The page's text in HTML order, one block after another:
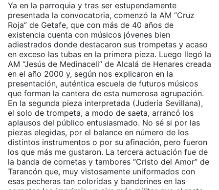
Ya en la parroquia y tras ser estupendamente
presentada la convocatoria, comenzó la AM “Cruz
Roja” de Getafe, que con más de 40 años de
existencia cuenta con músicos jóvenes bien
adiestrados donde destacaron sus trompetas y acaso
en exceso las tubas en la primera pieza. Luego llegó la
AM “Jesús de Medinaceli” de Alcalá de Henares creada
en el año 2000 y, según nos explicaron en la
presentación, auténtica escuela de futuros músicos
que forman la cantera de esta numerosa agrupación.
En la segunda pieza interpretada (Judería Sevillana),
el solo de trompeta, a modo de saeta, arrancó los
aplausos del público entusiasmado. No sé si por las
piezas elegidas, por el balance en número de los
distintos instrumentos o por su afinación, pero fueron
los que más me gustaron. La tercera actuación fue de
la banda de cornetas y tambores “Cristo del Amor” de
Tarancón que, muy vistosamente uniformados con
esas pecheras tan coloridas y banderines en las